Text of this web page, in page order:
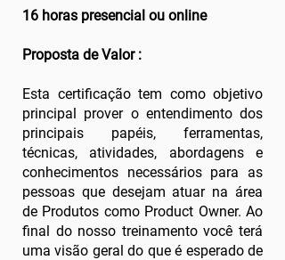
16 horas presencial ou online
Proposta de Valor :
Esta certificação tem como objetivo
principal prover o entendimento dos
principais papéis, ferramentas,
técnicas, atividades, abordagens e
conhecimentos necessários para as
pessoas que desejam atuar na área
de Produtos como Product Owner. Ao
final do nosso treinamento você terá
uma visão geral do que é esperado de